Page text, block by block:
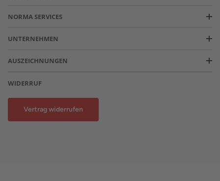
NORMA SERVICES
UNTERNEHMEN
AUSZEICHNUNGEN
WIDERRUF
Vertrag widerrufen